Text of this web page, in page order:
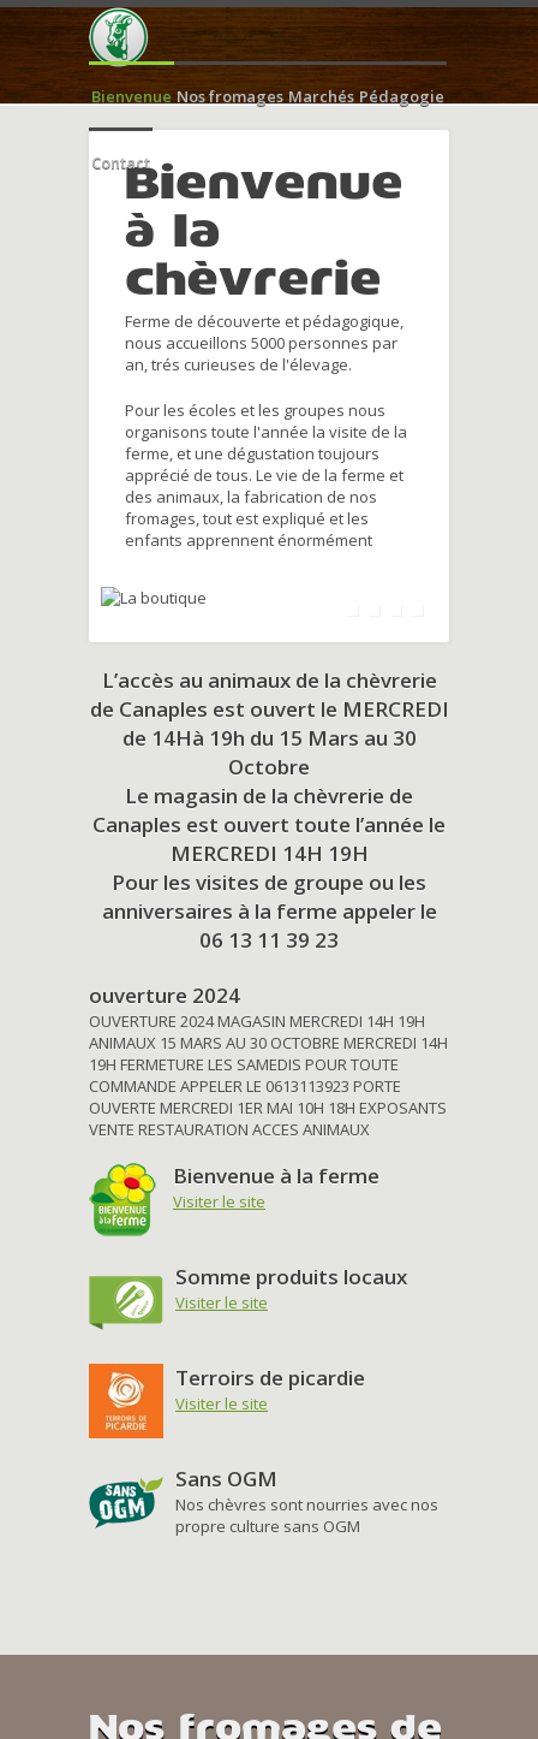
Bienvenue Nos fromages Marchés Pédagogie
ContactBienvenue
à la
chèvrerie
Ferme de découverte et pédagogique,
nous accueillons 5000 personnes par
an, trés curieuses de l'élevage.
Pour les écoles et les groupes nous
organisons toute l'année la visite de la
ferme, et une dégustation toujours
apprécié de tous. Le vie de la ferme et
des animaux, la fabrication de nos
fromages, tout est expliqué et les
enfants apprennent énormément
L’accès au animaux de la chèvrerie
de Canaples est ouvert le MERCREDI
de 14Hà 19h du 15 Mars au 30
Octobre
Le magasin de la chèvrerie de
Canaples est ouvert toute l’année le
MERCREDI 14H 19H
Pour les visites de groupe ou les
anniversaires à la ferme appeler le
06 13 11 39 23
ouverture 2024
OUVERTURE 2024 MAGASIN MERCREDI 14H 19H
ANIMAUX 15 MARS AU 30 OCTOBRE MERCREDI 14H
19H FERMETURE LES SAMEDIS POUR TOUTE
COMMANDE APPELER LE 0613113923 PORTE
OUVERTE MERCREDI 1ER MAI 10H 18H EXPOSANTS
VENTE RESTAURATION ACCES ANIMAUX
Bienvenue à la ferme
Visiter le site
Somme produits locaux
Visiter le site
Terroirs de picardie
Visiter le site
Sans OGM
Nos chèvres sont nourries avec nos
propre culture sans OGM
Nos fromages de